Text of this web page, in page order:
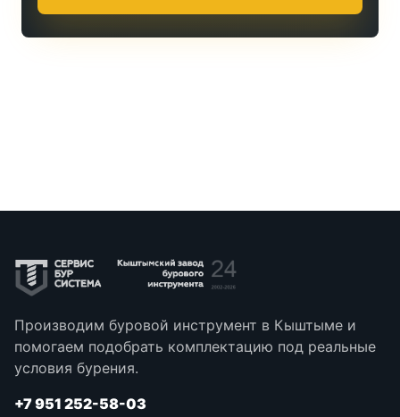
Производим буровой инструмент в Кыштыме и
помогаем подобрать комплектацию под реальные
условия бурения.
+7 951 252-58-03